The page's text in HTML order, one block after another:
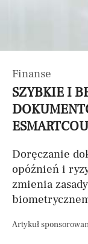
Finanse
SZYBKIE I
Doręczanie
opóźnień i
zmienia
Artykuł